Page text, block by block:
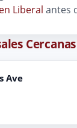
Liberal antes
Cercanas
Ave